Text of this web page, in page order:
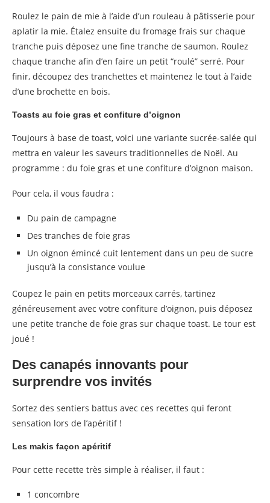
Roulez le pain de mie à l’aide d’un rouleau à pâtisserie pour
aplatir la mie. Étalez ensuite du fromage frais sur chaque
tranche puis déposez une fine tranche de saumon. Roulez
chaque tranche afin d’en faire un petit “roulé” serré. Pour
finir, découpez des tranchettes et maintenez le tout à l’aide
d’une brochette en bois.
Toasts au foie gras et confiture d’oignon
Toujours à base de toast, voici une variante sucrée-salée qui
mettra en valeur les saveurs traditionnelles de Noël. Au
programme : du foie gras et une confiture d’oignon maison.
Pour cela, il vous faudra :
Du pain de campagne
Des tranches de foie gras
Un oignon émincé cuit lentement dans un peu de sucre
jusqu’à la consistance voulue
Coupez le pain en petits morceaux carrés, tartinez
généreusement avec votre confiture d’oignon, puis déposez
une petite tranche de foie gras sur chaque toast. Le tour est
joué !
Des canapés innovants pour
surprendre vos invités
Sortez des sentiers battus avec ces recettes qui feront
sensation lors de l’apéritif !
Les makis façon apéritif
Pour cette recette très simple à réaliser, il faut :
1 concombre